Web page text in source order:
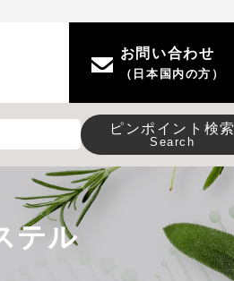
お問い合わせ
（日本国内の方）
ピンポイント 検索
Search
テル